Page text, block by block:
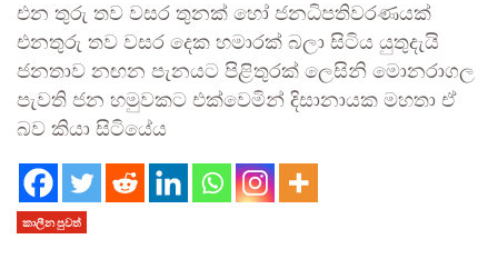
එන තුරු තව වසර තුනක් හෝ ජනධිපතිවරණයක්
එනතුරු තව වසර දෙක හමාරක් බලා සිටිය යුතුදැයි
ජනතාව නඟන පැනයට පිළිතුරක් ලෙසිනි මොනරාගල
පැවති ජන හමුවකට එක්වෙමින් දිසානායක මහතා ඒ
බව කියා සිටියේය
කාලීන පුවත්